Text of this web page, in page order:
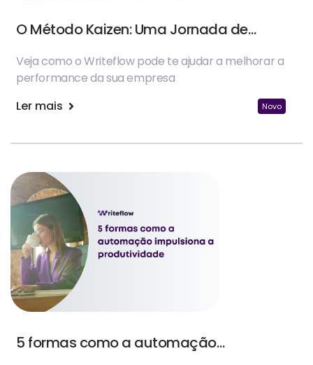
O Método Kaizen: Uma Jornada de
Veja como o Writeflow pode te ajudar a melhorar a
performance da sua empresa
Ler mais
Novo
5 formas como a automação